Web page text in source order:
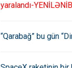
yaralandı-YENİLƏNİB
“Qarabağ” bu gün